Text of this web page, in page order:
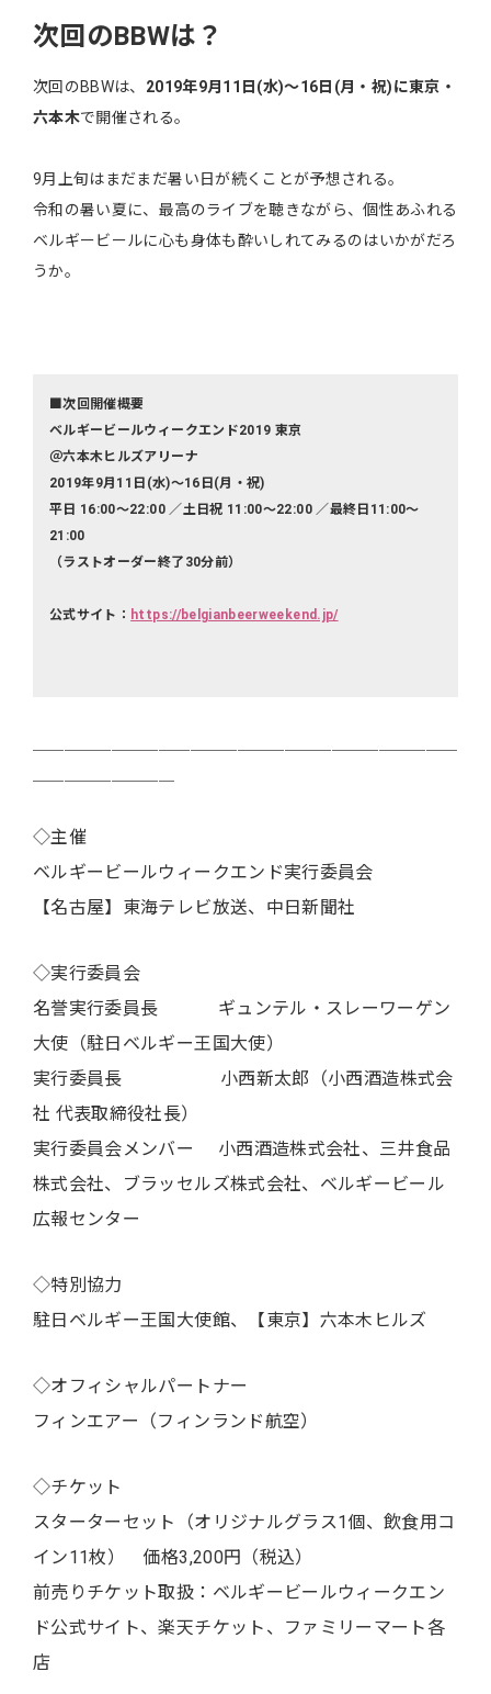
次回のBBWは？
次回のBBWは、 2019年9月11日(水)～16日(月・祝)に東京・
六本木で開催される。
9月上旬はまだまだ暑い日が続くことが予想される。
令和の暑い夏に、最高のライブを聴きながら、個性あふれる
ベルギービールに心も身体も酔いしれてみるのはいかがだろ
うか。
■次回開催概要
ベルギービールウィークエンド2019 東京
＠六本木ヒルズアリーナ
2019年9月11日(水)～16日(月・祝)
平日 16:00～22:00 ／土日祝 11:00～22:00 ／最終日11:00～
21:00
（ラストオーダー終了30分前）
公式サイト： https://belgianbeerweekend.jp/
◇主催
ベルギービールウィークエンド実行委員会
【名古屋】東海テレビ放送、中日新聞社
◇実行委員会
名誉実行委員長 ギュンテル・スレーワーゲン
大使（駐日ベルギー王国大使）
実行委員長 小西新太郎（小西酒造株式会
社 代表取締役社長）
実行委員会メンバー 小西酒造株式会社、三井食品
株式会社、ブラッセルズ株式会社、ベルギービール
広報センター
◇特別協力
駐日ベルギー王国大使館、【東京】六本木ヒルズ
◇オフィシャルパートナー
フィンエアー（フィンランド航空）
◇チケット
スターターセット（オリジナルグラス1個、飲食用コ
イン11枚） 価格3,200円（税込）
前売りチケット取扱：ベルギービールウィークエン
ド公式サイト、楽天チケット、ファミリーマート各
店